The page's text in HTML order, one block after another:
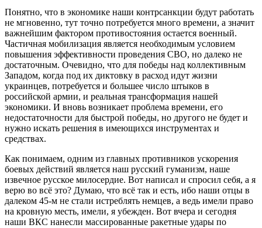
Понятно, что в экономике наши контрсанкции будут работать
не мгновенно, тут точно потребуется много времени, а значит
важнейшим фактором противостояния остается военный.
Частичная мобилизация является необходимым условием
повышения эффективности проведения СВО, но далеко не
достаточным. Очевидно, что для победы над коллективным
Западом, когда под их диктовку в расход идут жизни
украинцев, потребуется и большее число штыков в
российской армии, и реальная трансформация нашей
экономики. И вновь возникает проблема времени, его
недостаточности для быстрой победы, но другого не будет и
нужно искать решения в имеющихся инструментах и
средствах.
Как понимаем, одним из главных противников ускорения
боевых действий является наш русский гуманизм, наше
извечное русское милосердие. Вот написал и спросил себя, а я
верю во всё это? Думаю, что всё так и есть, ибо наши отцы в
далеком 45-м не стали истреблять немцев, а ведь имели право
на кровную месть, имели, я убежден. Вот вчера и сегодня
наши ВКС нанесли массированные ракетные удары по